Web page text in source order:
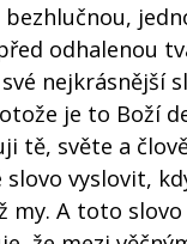
odhalenou
nejkrásnější
je to Boží
tě, světe a
vyslovit,
my. A toto